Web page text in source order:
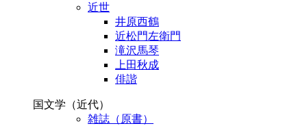
近世
井原西鶴
近松門左衛門
滝沢馬琴
上田秋成
俳諧
国文学（近代）
雑誌（原書）